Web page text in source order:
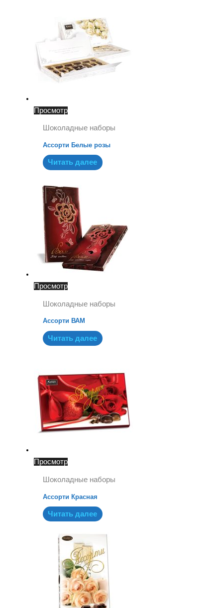
Просмотр
Шоколадные наборы
Ассорти Белые розы
Читать далее
Просмотр
Шоколадные наборы
Ассорти ВАМ
Читать далее
Просмотр
Шоколадные наборы
Ассорти Красная
Читать далее